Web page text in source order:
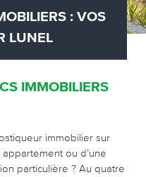
: VOS
LUNEL
IMMOBILIERS
immobilier sur
ou d’une
particulière ? Au quatre